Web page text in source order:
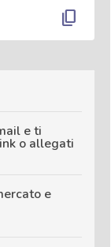
content_copy
e ti
o allegati
e